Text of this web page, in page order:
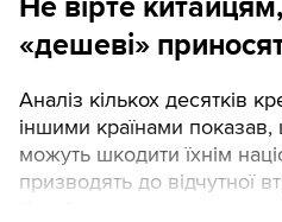
Не вірте
«дешеві»
Аналіз кількох десятків
іншими країнами
можуть шкодити їхнім
призводять до відчутної